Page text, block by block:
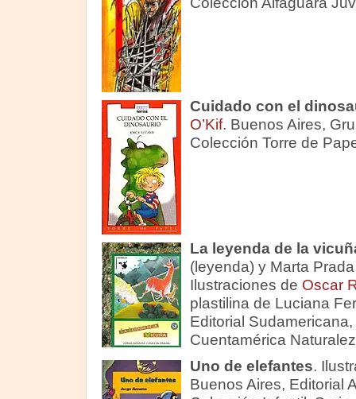
Cuidado con el
O’Kif. Buenos Aires,
Colección Torre de
La leyenda de la
(leyenda) y Marta
Ilustraciones de Oscar
plastilina de Luciana
Editorial
Cuentamérica
Uno de elefantes.
Buenos Aires, Editorial